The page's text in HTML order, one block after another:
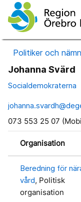
Politiker och
Johanna Svärd
Socialdemokraterna
073 553 25 07
Organisation
Beredning för
vård, Politisk
organisation